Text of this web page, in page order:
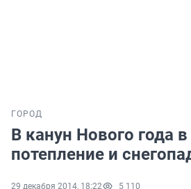
ГОРОД
В канун Нового года
потепление и
29 декабря 2014, 18:22 5 110